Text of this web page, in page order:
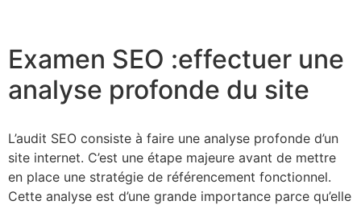
Examen SEO :effectuer une
analyse profonde du site
L’audit SEO consiste à faire une analyse profonde d’un
site internet. C’est une étape majeure avant de mettre
en place une stratégie de référencement fonctionnel.
Cette analyse est d’une grande importance parce qu’elle